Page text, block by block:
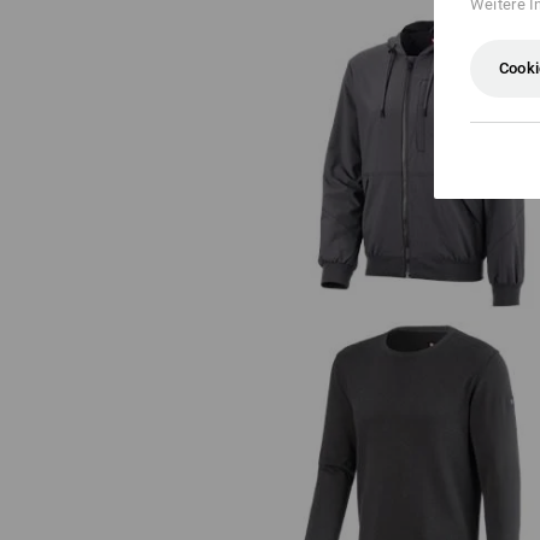
Strickpullover e.s.iconic
Weitere